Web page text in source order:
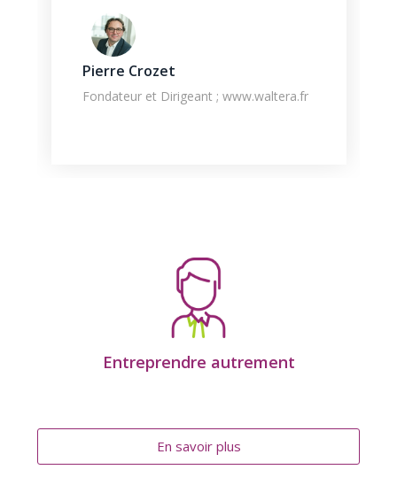
Pierre Crozet
Fondateur et Dirigeant ; www.waltera.fr
Entreprendre autrement
En savoir plus